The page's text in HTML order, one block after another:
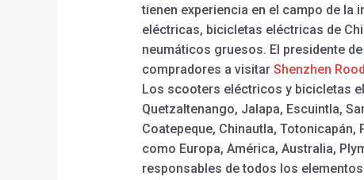
tienen experiencia en el campo de
eléctricas, bicicletas eléctricas de
neumáticos gruesos. El presidente de
compradores a visitar Shenzhen
Los scooters eléctricos y bicicletas
Quetzaltenango, Jalapa, Escuintla,
Coatepeque, Chinautla,
como Europa, América, Australia,
responsables de todos los